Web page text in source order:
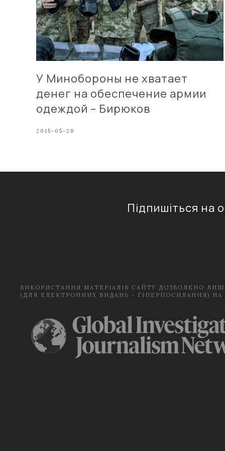
У Минобороны не хватает
денег на обеспечение армии
одеждой – Бирюков
2015-05-28
Підпишіться на
ВИКОРИСТАННЯ МАТЕРІАЛІВ САЙТУ ДОЗВОЛЕНО
(ДЛЯ ЕЛЕКТРОННИХ ВИДАНЬ - ГІПЕРПОСИЛАННЯ) НА